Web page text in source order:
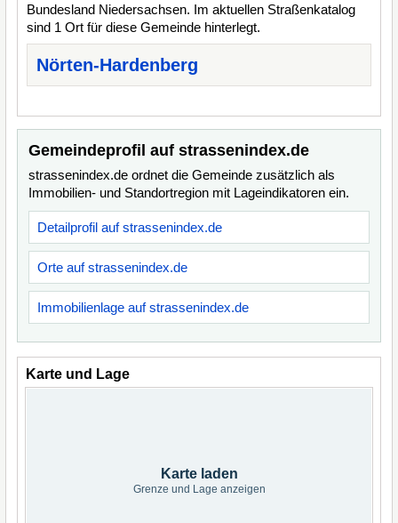
Bundesland Niedersachsen. Im aktuellen Straßenkatalog
sind 1 Ort für diese Gemeinde hinterlegt.
Nörten-Hardenberg
Gemeindeprofil auf strassenindex.de
strassenindex.de ordnet die Gemeinde zusätzlich als
Immobilien- und Standortregion mit Lageindikatoren ein.
Detailprofil auf strassenindex.de
Orte auf strassenindex.de
Immobilienlage auf strassenindex.de
Karte und Lage
Karte laden
Grenze und Lage anzeigen